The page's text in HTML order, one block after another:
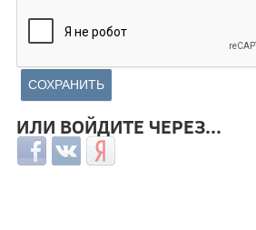
ИЛИ ВОЙДИТЕ ЧЕРЕЗ...
Login with Facebook
Login with ВКонтакте
Login with Яндекс